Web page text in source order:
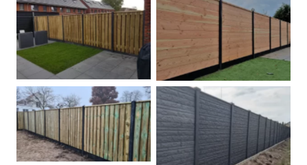
Betonpalen schutting Douglas
Hout beton schuttingen Rots motief antraciet